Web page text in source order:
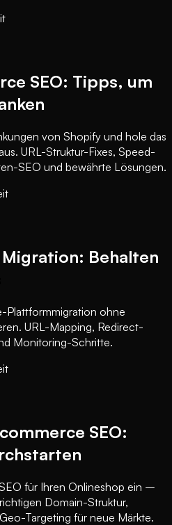
SEO: Tipps, um
von Shopify und hole das
URL-Struktur-Fixes, Speed-
SEO und bewährte Lösungen.
Migration: Behalten
Plattformmigration ohne
URL-Mapping, Redirect-
Monitoring-Schritte.
SEO:
für Ihren Onlineshop ein –
Domain-Struktur,
Targeting für neue Märkte.